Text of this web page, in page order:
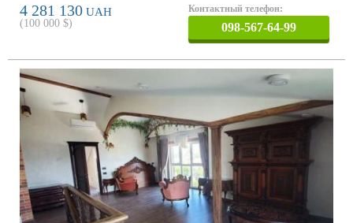
4 281 130 UAH
(100 000 $)
Контактный телефон:
098-567-64-99